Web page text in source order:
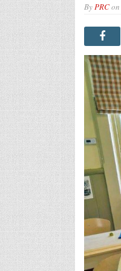
ByPRCon